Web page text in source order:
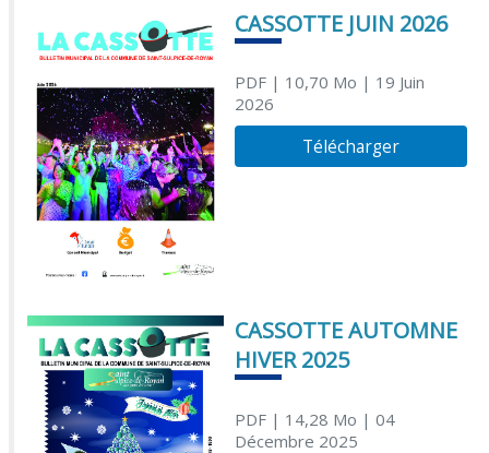
CASSOTTE JUIN 2026
PDF| 10,70 Mo | 19 Juin
2026
Télécharger
CASSOTTE AUTOMNE
HIVER 2025
PDF| 14,28 Mo | 04
Décembre 2025